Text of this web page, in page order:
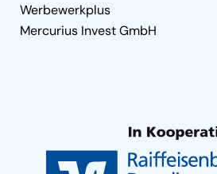
Werbewerkplus
Mercurius Invest GmbH